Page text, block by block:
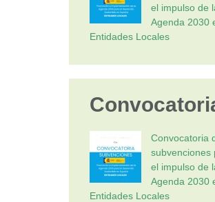
el impulso de
Agenda 2030
Entidades Locales
Convocatoria
subvenciones
el impulso de
Agenda 2030
Entidades Locales